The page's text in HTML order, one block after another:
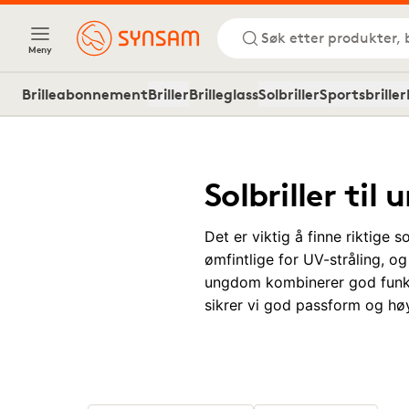
Meny
Søk etter produkter,
BrilleabonnementBrillerBrilleglassSolbrillerSportsbriller
Solbriller til
Det er viktig å finne riktige
ømfintlige for UV-stråling,
ungdom kombinerer god
sikrer vi god passform og